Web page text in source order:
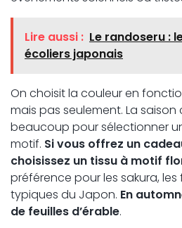
Lire aussi : Le randoseru :
écoliers japonais
On choisit la couleur en
mais pas seulement. La
beaucoup pour sélectionner
motif. Si vous offrez un
choisissez un tissu à motif
préférence pour les sakura, les
typiques du Japon. En
de feuilles d’érable.